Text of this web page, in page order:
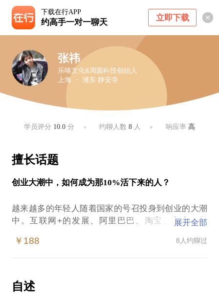
下载在行APP
约高手一对一聊天 立即下载
张祎
乐咯文化&周圆科技创始人
上海 ・ 浦东 静安寺
学员评分 10.0 分 约聊人数 8人 响应率 高
擅长话题
创业大潮中，如何成为那10%活下来的人？
越来越多的年轻人随着国家的号召投身到创业的大潮
中。互联网+的发展、阿里巴巴、淘宝、京东、微
沸腾，义无反顾地冲进创业的大门。而互联网技术和
马中最终生存下来的那个人？
作为一个连续创业者，我将告诉你什么才是活下来的
展开全部
￥188 8人约聊过
自述